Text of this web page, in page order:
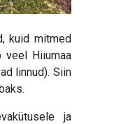
kuid mitmed
veel Hiiumaa
linnud). Siin
ja